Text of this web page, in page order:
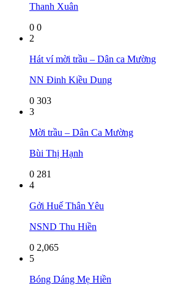
Thanh Xuân
0 0
2
Hát ví mời trầu – Dân ca Mường
NN Đinh Kiều Dung
0 303
3
Mời trầu – Dân Ca Mường
Bùi Thị Hạnh
0 281
4
Gởi Huế Thân Yêu
NSND Thu Hiền
0 2,065
5
Bóng Dáng Mẹ Hiền